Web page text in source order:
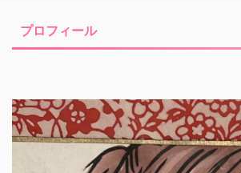
プロフィール